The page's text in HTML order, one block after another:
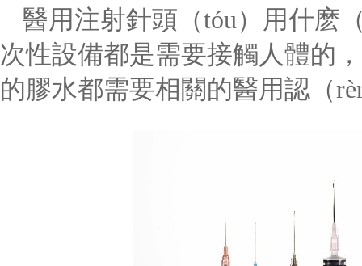
醫用注射針頭（tóu）用什麽
次性設備都是需要接觸人體的
的膠水都需要相關的醫用認（